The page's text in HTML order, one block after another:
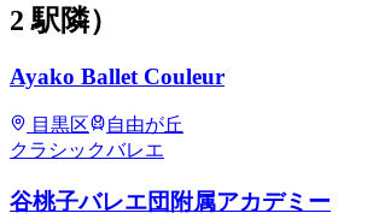
2 駅隣）
Ayako Ballet Couleur
目黒区
自由が丘
クラシックバレエ
谷桃子バレエ団附属アカデミー